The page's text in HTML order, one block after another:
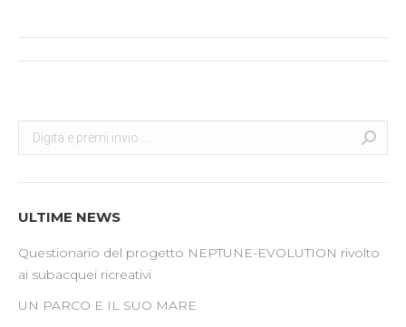
Post
Search:
Cerca
ULTIME NEWS
Questionario del progetto NEPTUNE-EVOLUTION rivolto
ai subacquei ricreativi
UN PARCO E IL SUO MARE